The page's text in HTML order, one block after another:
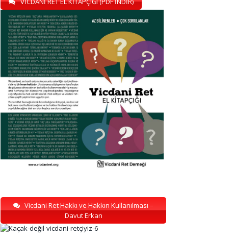
Vicdani Ret Hakkı ve Hakkın Kullanılması –
Davut Erkan